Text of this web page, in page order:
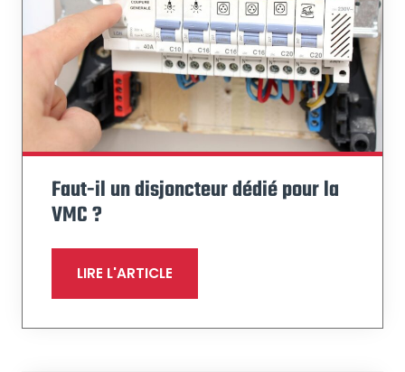
Faut-il un disjoncteur dédié pour la
VMC ?
LIRE L'ARTICLE